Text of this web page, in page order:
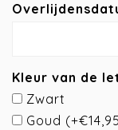
Kleur van de
Zwart
Goud